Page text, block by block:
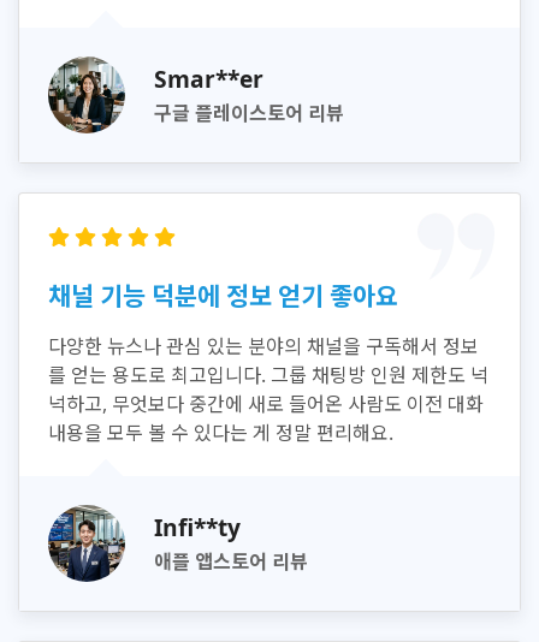
Smar**er
구글 플레이스토어 리뷰
채널 기능 덕분에 정보 얻기 좋아요
다양한 뉴스나 관심 있는 분야의 채널을 구독해서 정보
를 얻는 용도로 최고입니다. 그룹 채팅방 인원 제한도 넉
넉하고, 무엇보다 중간에 새로 들어온 사람도 이전 대화
내용을 모두 볼 수 있다는 게 정말 편리해요.
Infi**ty
애플 앱스토어 리뷰